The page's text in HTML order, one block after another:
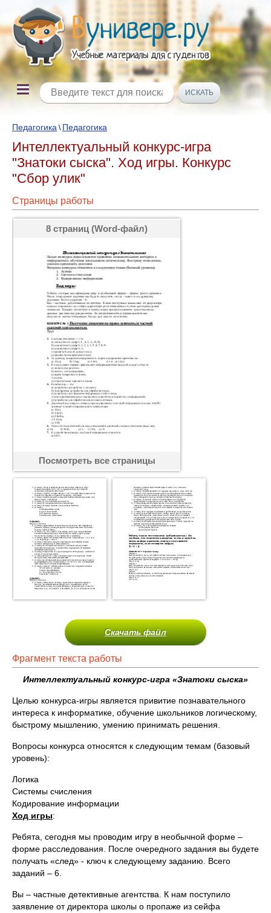
Педагогика \ Педагогика
Интеллектуальный конкурс-игра
"Знатоки сыска". Ход игры. Конкурс
"Сбор улик"
Страницы работы
8 страниц (Word-файл)
Посмотреть все страницы
Скачать файл
Фрагмент текста работы
Интеллектуальный конкурс-игра «Знатоки сыска»
Целью конкурса-игры является привитие познавательного
интереса к информатике, обучение школьников логическому,
быстрому мышлению, умению принимать решения.
Вопросы конкурса относятся к следующим темам (базовый
уровень):
Логика
Системы счисления
Кодирование информации
Ход игры:
Ребята, сегодня мы проводим игру в необычной форме –
форме расследования. После очередного задания вы будете
получать «след» - ключ к следующему заданию. Всего
заданий – 6.
Вы – частные детективные агентства. К нам поступило
заявление от директора школы о пропаже из сейфа